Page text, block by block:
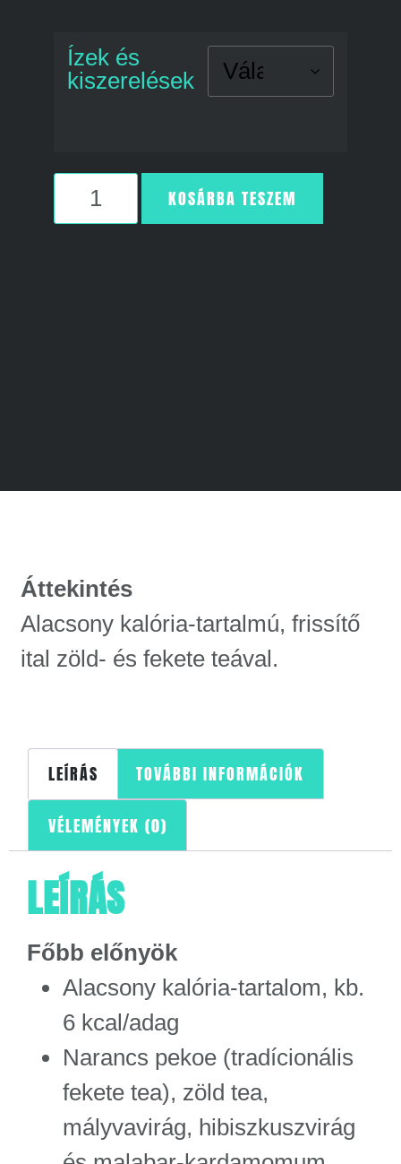
Ízek és
kiszerelések
KOSÁRBA TESZEM
Áttekintés
Alacsony kalória-tartalmú, frissítő
ital zöld- és fekete teával.
LEÍRÁS TOVÁBBI INFORMÁCIÓK
VÉLEMÉNYEK (0)
LEÍRÁS
Főbb előnyök
Alacsony kalória-tartalom, kb.
6 kcal/adag
Narancs pekoe (tradícionális
fekete tea), zöld tea,
mályvavirág, hibiszkuszvirág